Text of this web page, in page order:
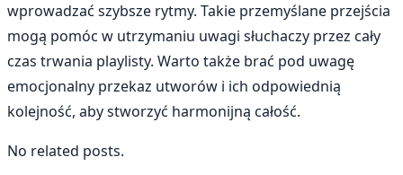
wprowadzać szybsze rytmy. Takie przemyślane przejścia
mogą pomóc w utrzymaniu uwagi słuchaczy przez cały
czas trwania playlisty. Warto także brać pod uwagę
emocjonalny przekaz utworów i ich odpowiednią
kolejność, aby stworzyć harmonijną całość.
No related posts.